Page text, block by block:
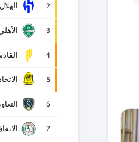
2 الهلال
3
4
5 الاتحاد
6
7